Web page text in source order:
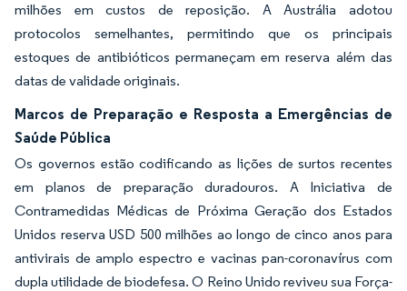
milhões em custos de reposição. A Austrália adotou
protocolos semelhantes, permitindo que os principais
estoques de antibióticos permaneçam em reserva além das
datas de validade originais.
Marcos de Preparação e Resposta a Emergências de
Saúde Pública
Os governos estão codificando as lições de surtos recentes
em planos de preparação duradouros. A Iniciativa de
Contramedidas Médicas de Próxima Geração dos Estados
Unidos reserva USD 500 milhões ao longo de cinco anos para
antivirais de amplo espectro e vacinas pan-coronavírus com
dupla utilidade de biodefesa. O Reino Unido reviveu sua Força-